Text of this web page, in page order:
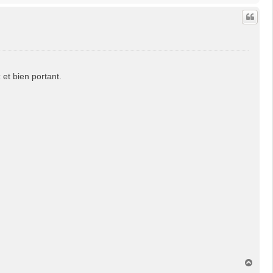
u
bien portant.